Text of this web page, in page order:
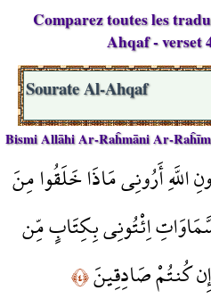
Comparez toutes les
Ahqaf - verset
Sourate Al-Ahqaf
Bismi Allāhi Ar-Raĥmāni Ar-
أَرُونِي مَاذَا خَلَقُوا مِنَ
اِئْتُونِي بِكِتَابٍ مِّن
كُنتُمْ صَادِقِينَ﴿٤﴾